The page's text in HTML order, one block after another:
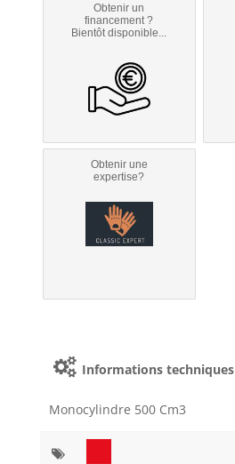
Obtenir un
financement ?
Bientôt disponible...
Obtenir une
expertise?
Informations techniques
Monocylindre 500 Cm3